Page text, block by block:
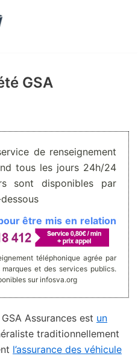
GSA
de renseignement
tous les jours 24h/24
sont disponibles par
être mis en relation
téléphonique agrée par
et des services publics.
sur infosva.org
Assurances est un
traditionnellement
l’assurance des véhicule